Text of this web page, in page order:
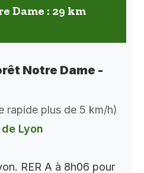
Dame : 29 km
Notre Dame -
plus de 5 km/h)
Lyon
RER A à 8h06 pour